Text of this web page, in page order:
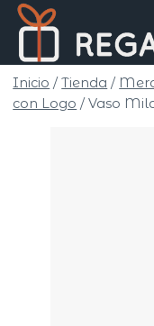
Saltar
contenido
Inicio / Tienda /
con Logo / Vaso